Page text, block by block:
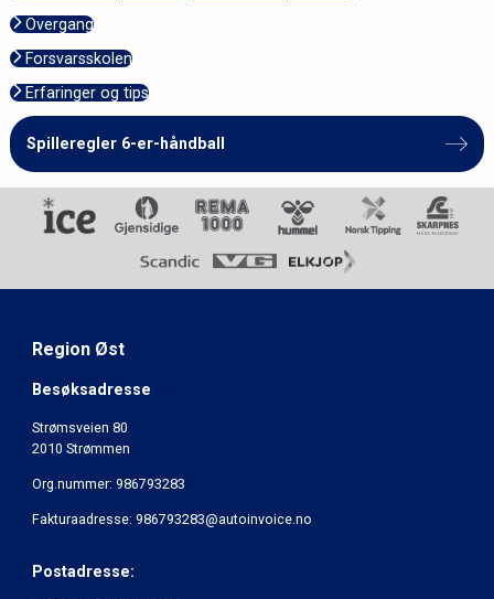
Overgang
Forsvarsskolen
Erfaringer og tips
Spilleregler 6-er-håndball
Region Øst
Besøksadresse
Strømsveien 80
2010 Strømmen
Org.nummer: 986793283
Fakturaadresse: 986793283@autoinvoice.no
Postadresse: